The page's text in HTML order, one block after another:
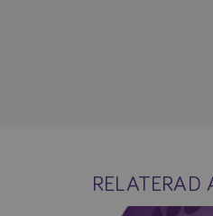
RELATERAD